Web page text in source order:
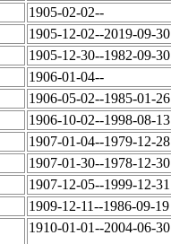
1905-02-02--
1905-12-02--2019-09-30
1905-12-30--1982-09-30
1906-01-04--
1906-05-02--1985-01-26
1906-10-02--1998-08-13
1907-01-04--1979-12-28
1907-01-30--1978-12-30
1907-12-05--1999-12-31
1909-12-11--1986-09-19
1910-01-01--2004-06-30